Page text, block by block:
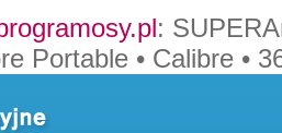
:
Portable • Calibre •